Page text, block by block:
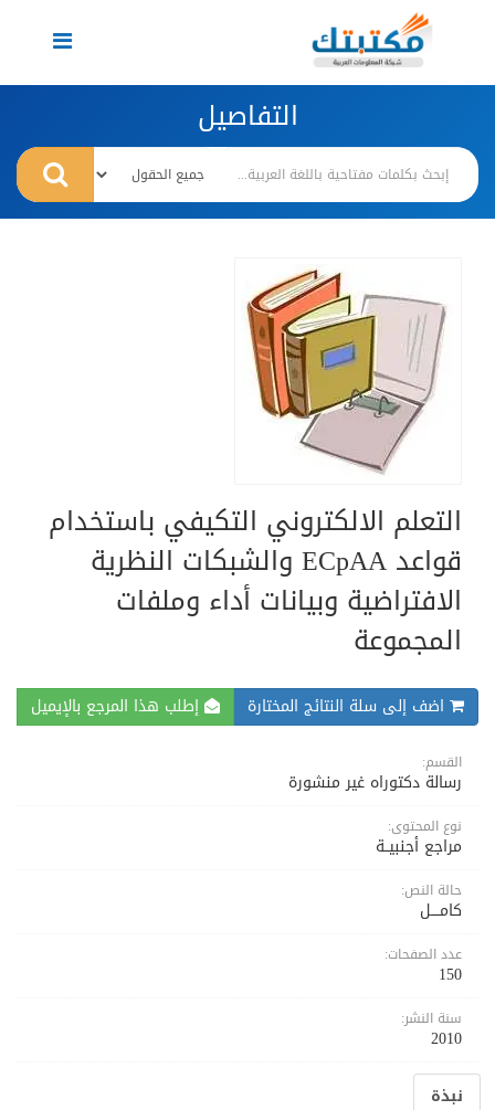
Toggle
navigation
التفاصيل
التعلم الالكتروني التكيفي باستخدام
قواعد ECpAA والشبكات النظرية
الافتراضية وبيانات أداء وملفات
المجموعة
اضف إلى سلة النتائج المختارة إطلب هذا المرجع بالإيميل
القسم:
رسالة دكتوراه غير منشورة
نوع المحتوى:
مراجع أجنبيــة
حالة النص:
كامــــل
عدد الصفحات:
150
سنة النشر:
2010
نبذة